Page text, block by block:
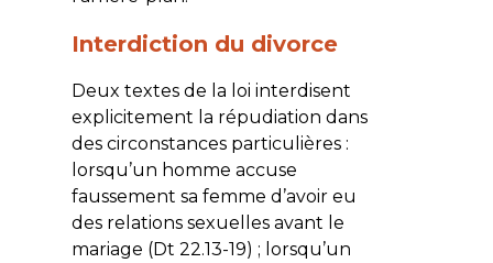
Interdiction du divorce
Deux textes de la loi interdisent
explicitement la répudiation dans
des circonstances particulières :
lorsqu’un homme accuse
faussement sa femme d’avoir eu
des relations sexuelles avant le
mariage (Dt 22.13-19) ; lorsqu’un